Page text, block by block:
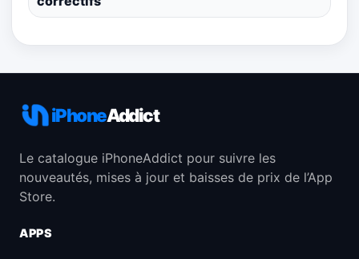
iPhoneAddict
Le catalogue iPhoneAddict pour suivre les
nouveautés, mises à jour et baisses de prix de l’App
Store.
APPS